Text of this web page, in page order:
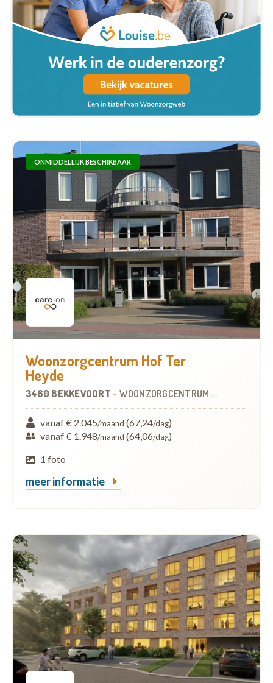
ONMIDDELLIJK BESCHIKBAAR
Woonzorgcentrum Hof Ter
Heyde
3460 BEKKEVOORT - WOONZORGCENTRUM (WZC)
vanaf € 2.045/maand (67,24/dag)
vanaf € 1.948/maand (64,06/dag)
1 foto
meer informatie